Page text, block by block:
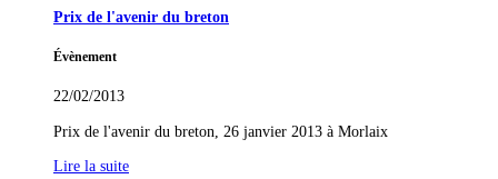
Prix de l'avenir du breton
Évènement
22/02/2013
Prix de l'avenir du breton, 26 janvier 2013 à Morlaix
Lire la suite